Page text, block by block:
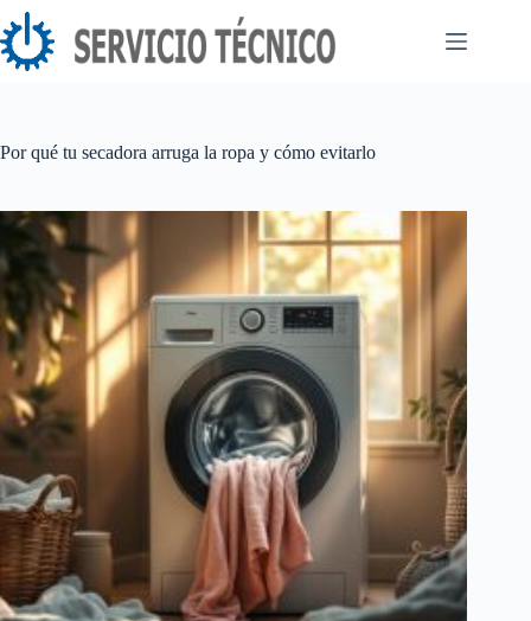
Saltar
al
contenido
Por qué tu secadora arruga la ropa y cómo evitarlo